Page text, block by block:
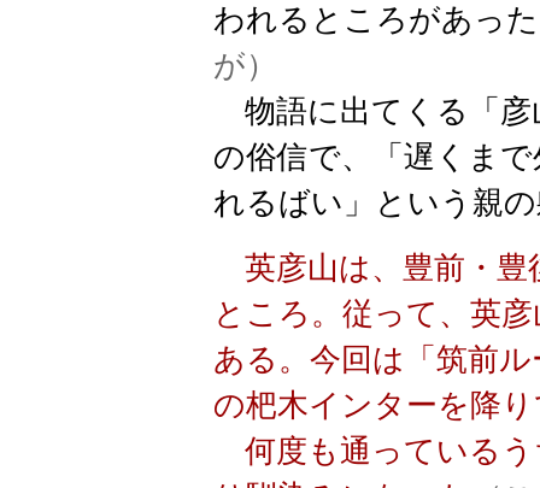
われるところがあっ
が）
物語に出てくる「彦
の俗信で、「遅くま
れるばい」という親
英彦山は、豊前・
ところ。従って、英
ある。今回は「筑前
の杷木インターを降
何度も通っているう